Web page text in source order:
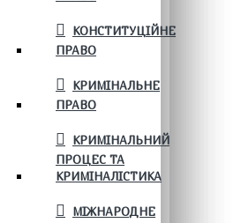
КОНСТИТУЦІЙНЕ
ПРАВО
КРИМІНАЛЬНЕ
ПРАВО
КРИМІНАЛЬНИЙ
ПРОЦЕС ТА
КРИМІНАЛІСТИКА
МІЖНАРОДНЕ